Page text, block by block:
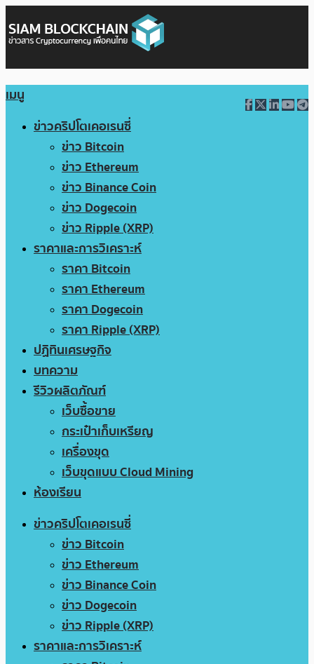
เมนู
ข่าวคริปโตเคอเรนซี่
ข่าว Bitcoin
ข่าว Ethereum
ข่าว Binance Coin
ข่าว Dogecoin
ข่าว Ripple (XRP)
ราคาและการวิเคราะห์
ราคา Bitcoin
ราคา Ethereum
ราคา Dogecoin
ราคา Ripple (XRP)
ปฏิทินเศรษฐกิจ
บทความ
รีวิวผลิตภัณฑ์
เว็บซื้อขาย
กระเป๋าเก็บเหรียญ
เครื่องขุด
เว็บขุดแบบ Cloud Mining
ห้องเรียน
ข่าวคริปโตเคอเรนซี่
ข่าว Bitcoin
ข่าว Ethereum
ข่าว Binance Coin
ข่าว Dogecoin
ข่าว Ripple (XRP)
ราคาและการวิเคราะห์